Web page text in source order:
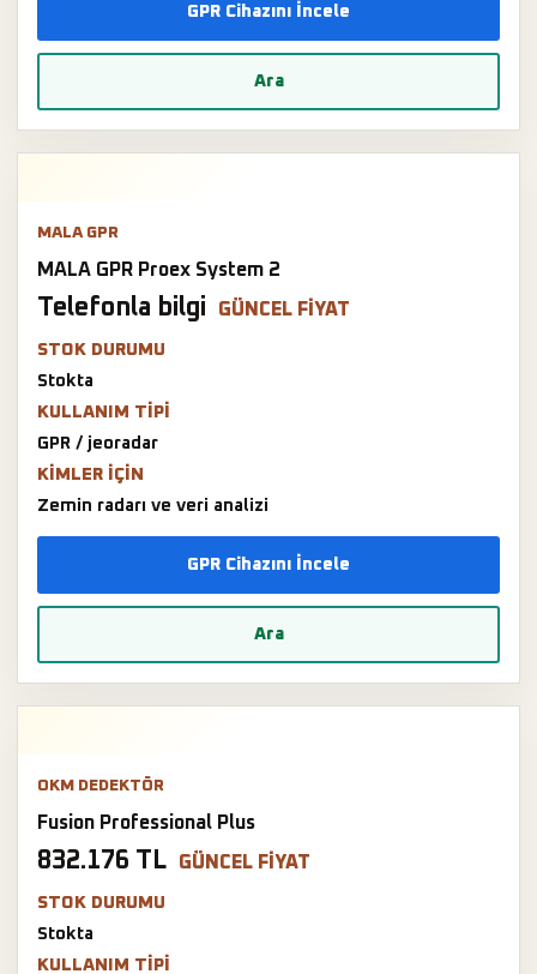
GPR Cihazını İncele
Ara
MALA GPR
MALA GPR Proex System 2
Telefonla bilgi GÜNCEL FIYAT
STOK DURUMU
Stokta
KULLANIM TIPI
GPR / jeoradar
KIMLER IÇIN
Zemin radarı ve veri analizi
GPR Cihazını İncele
Ara
OKM DEDEKTÖR
Fusion Professional Plus
832.176 TL GÜNCEL FIYAT
STOK DURUMU
Stokta
KULLANIM TIPI